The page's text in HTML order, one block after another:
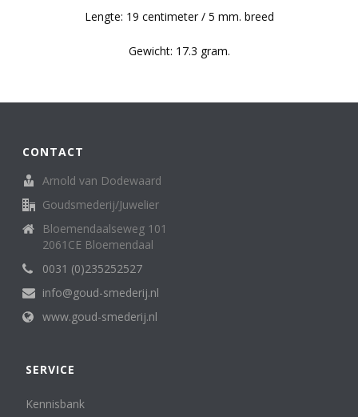
Lengte: 19 centimeter / 5 mm. breed
Gewicht: 17.3 gram.
CONTACT
Arnold van Dodewaard
Goudsmederij/Juwelier
Bloemendaalseweg 101
2061CE Bloemendaal
0031 (0)235252527
info@goud-smederij.nl
www.goud-smederij.nl
SERVICE
Kennisbank